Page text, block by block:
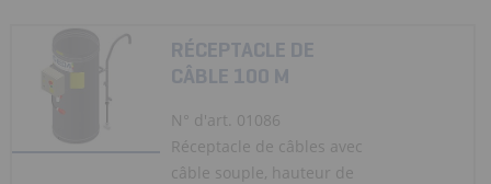
RÉCEPTACLE DE
CÂBLE 100 M
N° d'art. 01086
Réceptacle de câbles avec
câble souple, hauteur de